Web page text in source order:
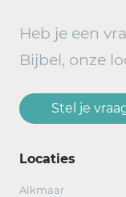
Heb je een
Bijbel, onze
Stel je
Locaties
Alkmaar